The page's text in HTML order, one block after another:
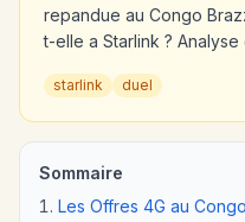
repandue au Congo
t-elle a Starlink ? Analyse
starlink duel
Sommaire
Les Offres 4G au Congo